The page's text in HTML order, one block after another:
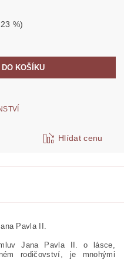
%)
Hlídat cenu
Pavla II.
Jana Pavla II. o lásce,
rodičovství, je mnohými